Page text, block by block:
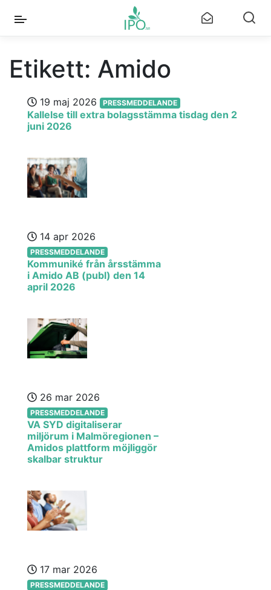
Etikett: Amido
19 maj 2026 PRESSMEDDELANDE
Kallelse till extra bolagsstämma tisdag den 2
juni 2026
14 apr 2026
PRESSMEDDELANDE
Kommuniké från årsstämma
i Amido AB (publ) den 14
april 2026
26 mar 2026
PRESSMEDDELANDE
VA SYD digitaliserar
miljörum i Malmöregionen –
Amidos plattform möjliggör
skalbar struktur
17 mar 2026
PRESSMEDDELANDE